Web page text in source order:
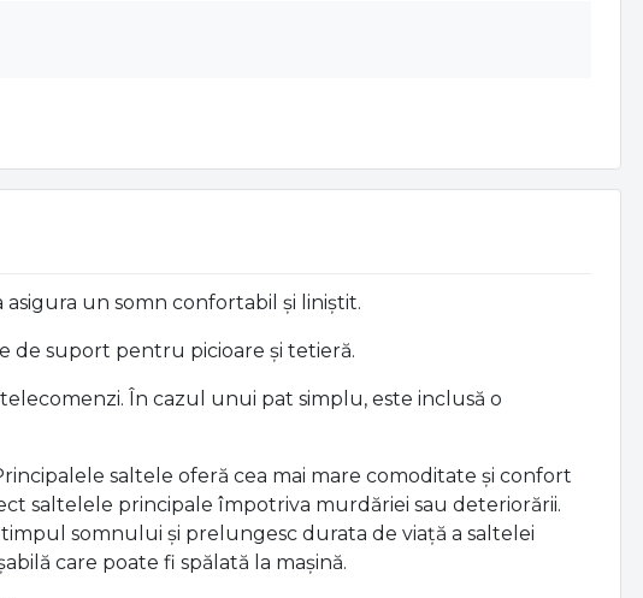
un somn confortabil și liniștit.
de suport pentru picioare și tetieră.
În cazul unui pat simplu, este inclusă o
saltele oferă cea mai mare comoditate și confort
saltelele principale împotriva murdăriei sau deteriorării.
somnului și prelungesc durata de viață a saltelei
care poate fi spălată la mașină.